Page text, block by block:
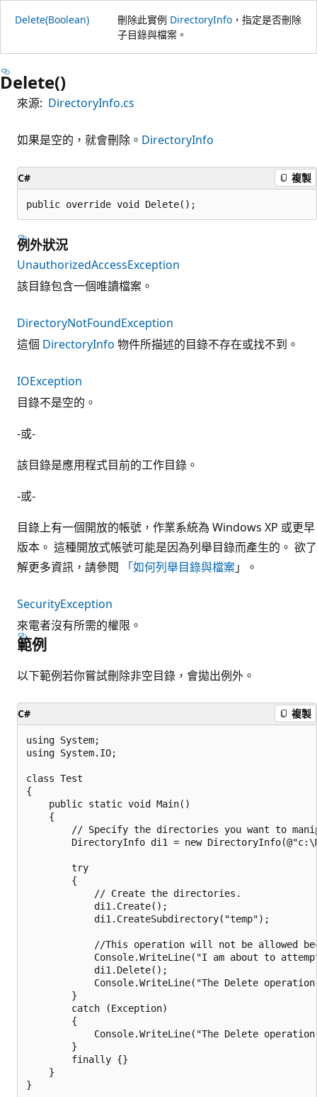
Delete(Boolean) 刪除此實例 DirectoryInfo ，指定是否刪除
子目錄與檔案。
Delete()
來源: DirectoryInfo.cs
如果是空的，就會刪除。 DirectoryInfo
C# 複製
public override void Delete();
例外狀況
UnauthorizedAccessException
該目錄包含一個唯讀檔案。
DirectoryNotFoundException
這個 DirectoryInfo 物件所描述的目錄不存在或找不到。
IOException
目錄不是空的。
-或-
該目錄是應用程式目前的工作目錄。
-或-
目錄上有一個開放的帳號，作業系統為 Windows XP 或更早
版本。 這種開放式帳號可能是因為列舉目錄而產生的。 欲了
解更多資訊，請參閱
「如何列舉目錄與檔案」。
SecurityException
來電者沒有所需的權限。
範例
以下範例若你嘗試刪除非空目錄，會拋出例外。
C# 複製
using System;
using System.IO;
class Test
{
    public static void Main()
    {
// Specify the directories you want to
DirectoryInfo di1 = new
        try
        {
            // Create the directories.
            di1.Create();
            di1.CreateSubdirectory("temp");
//This operation will not be allowed
Console.WriteLine("I am about to
            di1.Delete();
Console.WriteLine("The Delete
        }
        catch (Exception)
        {
Console.WriteLine("The Delete
        }
        finally {}
    }